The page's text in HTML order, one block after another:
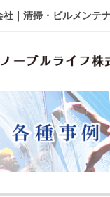
各種事例
ノーブルライフの強み・特徴